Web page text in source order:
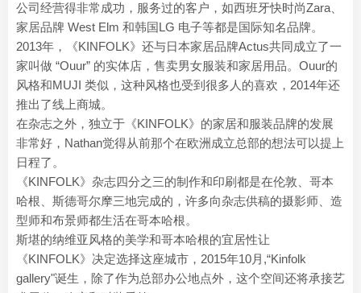
公司经营得非常成功，服务过的客户，如西班牙快时尚Zara、
家居品牌 West Elm 和韩国LG 电子等都是国际知名品牌。
2013年，《KINFOLK》还与日本家居品牌Actus共同成立了一
家叫做 “Ouur” 的实体店，售卖男女服装和家居用品。Ouur的
风格和MUJI 类似，这种风格也受到很多人的喜欢，2014年还
推出了线上商城。
在杂志之外，独立于《KINFOLK》的家居和服装品牌的发展
非常好，Nathan觉得从前那个在欧洲成立总部的想法可以提上
日程了。
《KINFOLK》杂志四分之三的制作和印刷都是在伦敦、哥本
哈根、斯德哥尔摩三地完成的，许多向杂志供稿的摄影师、造
型师和布景师都生活在哥本哈根。
斯堪的纳维亚风格的美学和哥本哈根的宜居性让
《KINFOLK》决定选择这座城市，2015年10月,“Kinfolk
gallery"诞生，除了作为总部办公地点外，这个空间还将承接艺